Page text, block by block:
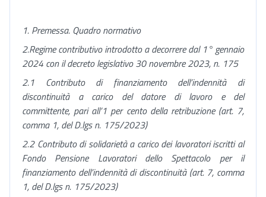
1. Premessa. Quadro normativo
2.Regime contributivo introdotto a decorrere dal 1° gennaio
2024 con il decreto legislativo 30 novembre 2023, n. 175
2.1 Contributo di finanziamento dell’indennità di
discontinuità a carico del datore di lavoro e del
committente, pari all’1 per cento della retribuzione (art. 7,
comma 1, del D.lgs n. 175/2023)
2.2 Contributo di solidarietà a carico dei lavoratori iscritti al
Fondo Pensione Lavoratori dello Spettacolo per il
finanziamento dell’indennità di discontinuità (art. 7, comma
1, del D.lgs n. 175/2023)